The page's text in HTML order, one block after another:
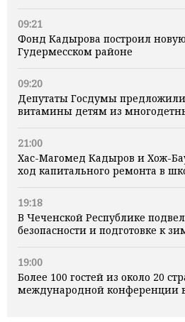
09:21
Фонд Кадырова построил
Гудермесском районе
09:20
Депутаты Госдумы предложили
витамины детям из
21:00
Хас-Магомед Кадыров и Хож-
ход капитального ремонта в
19:18
В Чеченской Республике
безопасности и подготовке к
19:00
Более 100 гостей из около 20
международной конференции